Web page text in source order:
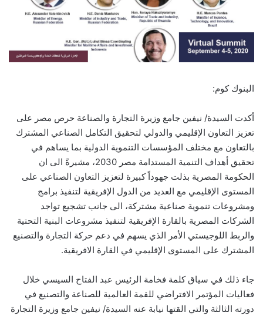
البنوك كوم:
أكدت السيدة/ نيفين جامع وزيرة التجارة والصناعة حرص مصر على
تعزيز التعاون الإقليمي والدولي لتحقيق التكامل الصناعي المشترك
بالتعاون مع مختلف المؤسسات التنموية الدولية بما يساهم في
تحقيق أهداف التنمية المستدامة مصر 2030، مشيرةً الى ان
الحكومة المصرية بذلت جهوداً كبيرة لتعزيز التعاون الصناعي على
المستوى الإقليمي مع العديد من الدول الإفريقية لتنفيذ برامج
ومشروعات تنموية صناعية مشتركة، الى جانب تشجيع تواجد
الشركات المصرية بالقارة الإفريقية لتنفيذ مشروعات البنية التحتية
والربط اللوجيستي الأمر الذي يسهم في دعم حركة التجارة والتصنيع
المشترك على المستوى الإقليمي في القارة الافريقية.
جاء ذلك في سياق كلمة فخامة الرئيس عبد الفتاح السيسي خلال
فعاليات المؤتمر الافتراضي للقمة العالمية للصناعة والتصنيع في
دورته الثالثة والتي القتها نيابة عنه السيدة/ نيفين جامع وزيرة التجارة